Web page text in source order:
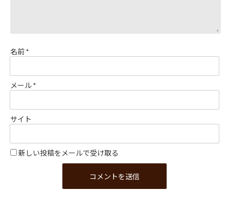
名前*
メール*
サイト
新しい投稿をメールで受け取る